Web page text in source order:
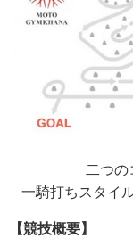
二つの
一騎打ちスタイ
【競技概要】